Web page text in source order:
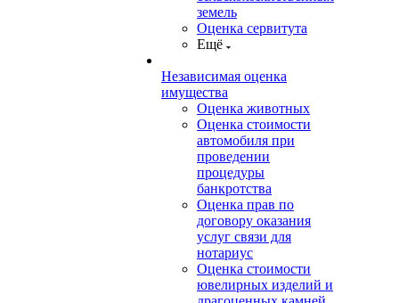
земель
Оценка сервитута
Ещё
Независимая оценка
имущества
Оценка животных
Оценка стоимости
автомобиля при
проведении
процедуры
банкротства
Оценка прав по
договору оказания
услуг связи для
нотариус
Оценка стоимости
ювелирных изделий и